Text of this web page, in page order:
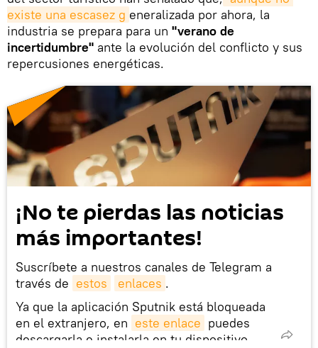
existe una escasez g eneralizada por ahora, la
industria se prepara para un "verano de
incertidumbre" ante la evolución del conflicto y sus
repercusiones energéticas.
¡No te pierdas las noticias
más importantes!
Suscríbete a nuestros canales de Telegram a
través de estos enlaces .
Ya que la aplicación Sputnik está bloqueada
en el extranjero, en este enlace puedes
descargarla e instalarla en tu dispositivo